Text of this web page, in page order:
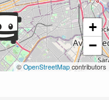
+
−
© OpenStreetMap contributors